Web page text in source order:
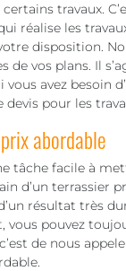
travaux.
réalise les
disposition.
de vos plans. Il
avez besoin
devis pour les
abordable
tâche facile à
d’un terrassier
résultat très
vous pouvez
de nous